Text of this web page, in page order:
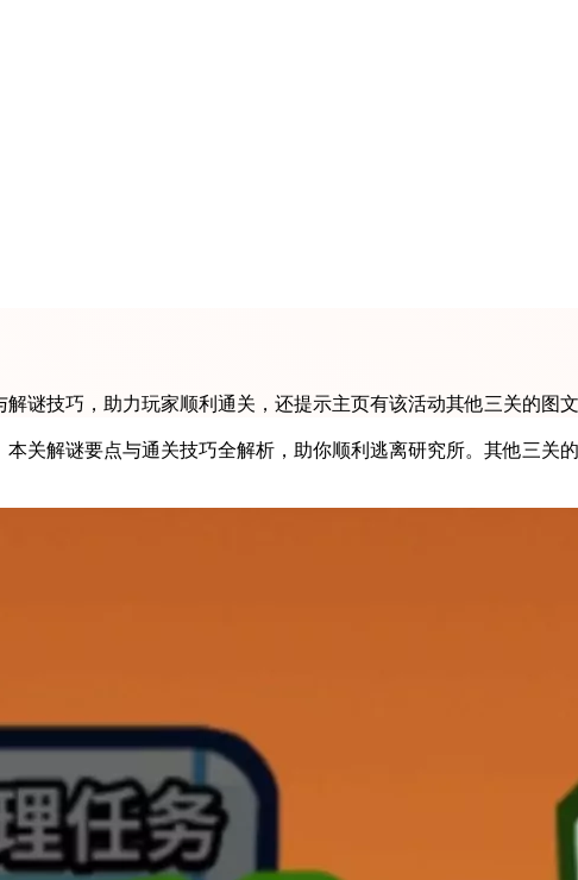
谜技巧，助力玩家顺利通关，还提示主页有该活动其他三关的图
关解谜要点与通关技巧全解析，助你顺利逃离研究所。其他三关